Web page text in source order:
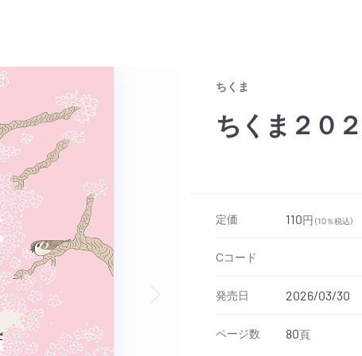
ちくま
ちくま２０
定価 110円 （10％税込）
Cコード
発売日 2026/03/30
ページ数 80頁